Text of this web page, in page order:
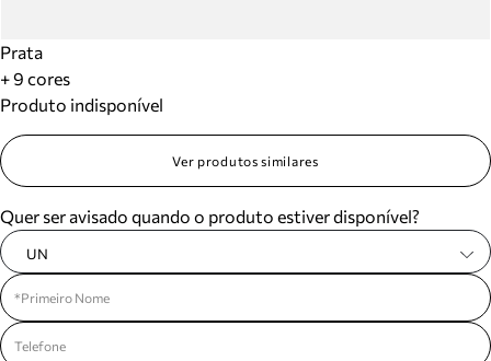
Prata
+ 9 cores
Produto indisponível
Ver produtos similares
Quer ser avisado quando o produto estiver disponível?
UN